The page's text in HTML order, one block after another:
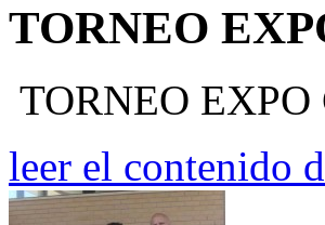
TORNEO
TORNEO EXPO
leer el contenido